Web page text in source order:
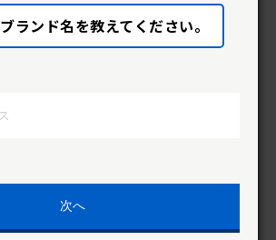
梱包キットを無料提供
全国どこでも時計の梱包キットを無
ブランド名を教えてください。
次へ